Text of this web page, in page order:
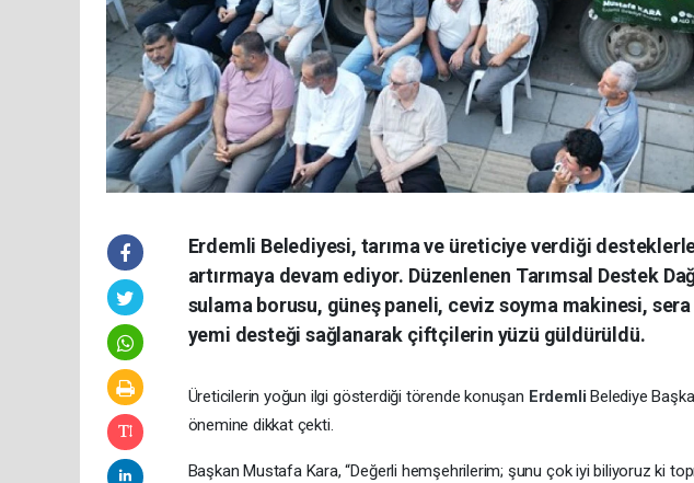
Erdemli Belediyesi, tarıma ve üreticiye verdiği
artırmaya devam ediyor. Düzenlenen Tarımsal Destek
sulama borusu, güneş paneli, ceviz soyma makinesi,
yemi desteği sağlanarak çiftçilerin yüzü güldürüldü.
Üreticilerin yoğun ilgi gösterdiği törende konuşan Erdemli Belediye
önemine dikkat çekti.
Başkan Mustafa Kara, “Değerli hemşehrilerim; şunu çok iyi biliyoruz ki